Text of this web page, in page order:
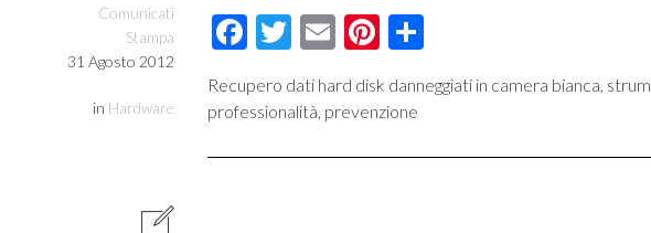
Comunicati
Stampa
31 Agosto 2012
in Hardware
Facebook
Twitter
EmailPinterest
Condividi
Recupero dati hard disk danneggiati in camera bianca,
professionalità, prevenzione